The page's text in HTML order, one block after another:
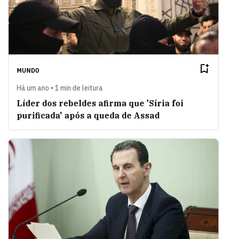
MUNDO
Há um ano • 1 min de leitura
Líder dos rebeldes afirma que 'Síria foi
purificada' após a queda de Assad